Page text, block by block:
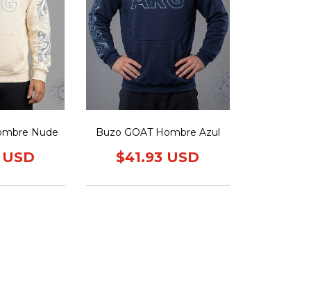
Nude Buzo GOAT Hombre Azul
$41.93 USD